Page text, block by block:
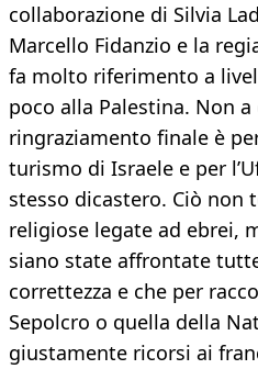
collaborazione di Silvia
Marcello Fidanzio e la
fa molto riferimento a
poco alla Palestina. Non
ringraziamento finale è
turismo di Israele e per
stesso dicastero. Ciò non
religiose legate ad ebrei,
siano state affrontate
correttezza e che per
Sepolcro o quella della
giustamente ricorsi ai